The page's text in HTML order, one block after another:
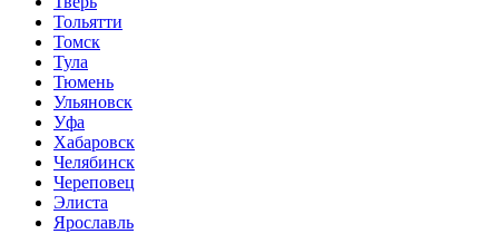
Тольятти
Томск
Тула
Тюмень
Ульяновск
Уфа
Хабаровск
Челябинск
Череповец
Элиста
Ярославль